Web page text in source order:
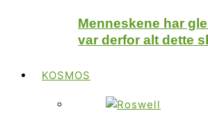
Menneskene har
var derfor alt dette
KOSMOS